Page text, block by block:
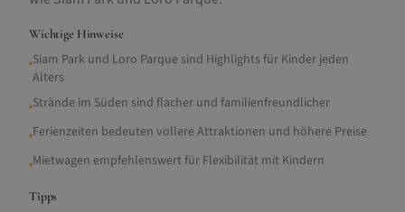
Wichtige Hinweise
•Siam Park und Loro Parque sind Highlights für Kinder jeden
Alters
•Strände im Süden sind flacher und familienfreundlicher
•Ferienzeiten bedeuten vollere Attraktionen und höhere Preise
•Mietwagen empfehlenswert für Flexibilität mit Kindern
Tipps